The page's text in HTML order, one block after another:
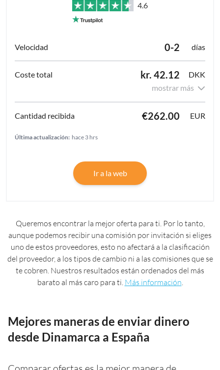
4.6
0-2 días
kr. 42.12
DKK
mostrar más
€262.00 EUR
Última actualización: hace 3 hrs
Ir a la web
Queremos encontrar la mejor oferta para ti. Por lo tanto,
aunque podemos recibir una comisión por invitación si eliges
uno de estos proveedores, esto no afectará a la clasificación
del proveedor, a los tipos de cambio ni a las comisiones que se
te cobren. Nuestros resultados están ordenados del más
barato al más caro para ti. Más información.
Mejores maneras de enviar dinero
desde Dinamarca a España